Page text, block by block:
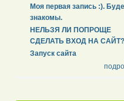
Моя первая запись :).
знакомы.
НЕЛЬЗЯ ЛИ ПОПРОЩЕ
СДЕЛАТЬ ВХОД НА САЙТ?
Запуск сайта